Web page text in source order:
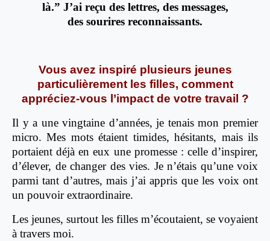
là.” J’ai reçu des lettres, des messages,
des sourires reconnaissants.
Vous avez inspiré plusieurs jeunes
particulièrement les filles, comment
appréciez-vous l’impact de votre travail ?
Il y a une vingtaine d’années, je tenais mon premier
micro. Mes mots étaient timides, hésitants, mais ils
portaient déjà en eux une promesse : celle d’inspirer,
d’élever, de changer des vies. Je n’étais qu’une voix
parmi tant d’autres, mais j’ai appris que les voix ont
un pouvoir extraordinaire.
Les jeunes, surtout les filles m’écoutaient, se voyaient
à travers moi.